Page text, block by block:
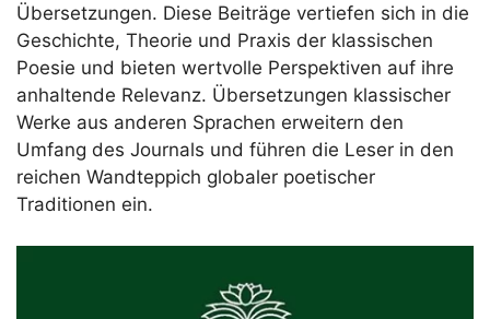
Übersetzungen. Diese Beiträge vertiefen sich in die
Geschichte, Theorie und Praxis der klassischen
Poesie und bieten wertvolle Perspektiven auf ihre
anhaltende Relevanz. Übersetzungen klassischer
Werke aus anderen Sprachen erweitern den
Umfang des Journals und führen die Leser in den
reichen Wandteppich globaler poetischer
Traditionen ein.